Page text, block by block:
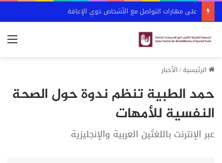
على مهارات التواصل مع الأشخاص ذوي الإعاقة
الرئيسية/الأخبار
حمد الطبية تنظم ندوة حول الصحة
النفسية للأمهات
عبر الإنترنت باللغتَين العربية والإنجليزية